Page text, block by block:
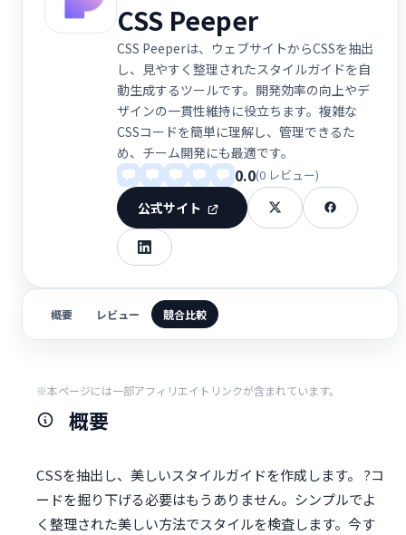
CSS Peeper
CSS Peeperは、ウェブサイトからCSSを抽出
し、見やすく整理されたスタイルガイドを自
動生成するツールです。開発効率の向上やデ
ザインの一貫性維持に役立ちます。複雑な
CSSコードを簡単に理解し、管理できるた
め、チーム開発にも最適です。
0.0(0 レビュー)
公式サイト
概要 レビュー 競合比較
※本ページには一部アフィリエイトリンクが含まれています。
概要
CSSを抽出し、美しいスタイルガイドを作成します。 ?コ
ードを掘り下げる必要はもうありません。シンプルでよ
く整理された美しい方法でスタイルを検査します。今す